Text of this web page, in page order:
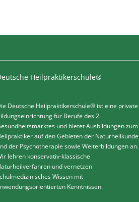
Heilpraktikerschule®
Deutsche Heilpraktikerschule® ist eine private
für Berufe des 2.
und bietet Ausbildungen zum
auf den Gebieten der Naturheilkunde
der Psychotherapie sowie Weiterbildungen an.
lehren konservativ-klassische
und vernetzen
Wissen mit
Kenntnissen.